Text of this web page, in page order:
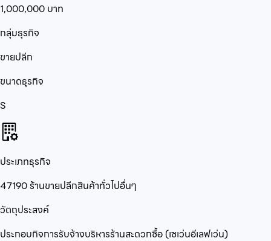
1,000,000 บาท
กลุ่มธุรกิจ
ขายปลีก
ขนาดธุรกิจ
S
ประเภทธุรกิจ
47190 ร้านขายปลีกสินค้าทั่วไปอื่นๆ
วัตถุประสงค์
ประกอบกิจการรับจ้างบริหารร้านสะดวกซื้อ (เซเว่นอีเลฟเว่น)